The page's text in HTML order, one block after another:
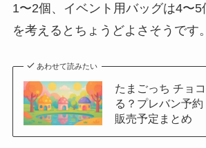
1〜2個、イベント用バッグは4〜
を考えるとちょうどよさそうです。
あわせて読みたい
たまごっち チョ
る？プレバン予
販売予定まとめ